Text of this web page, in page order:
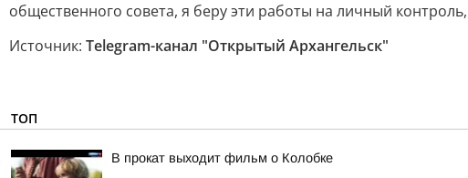
общественного совета, я беру эти работы на личный
Источник: Telegram-канал "Открытый Архангельск"
ТОП
В прокат выходит фильм о Колобке